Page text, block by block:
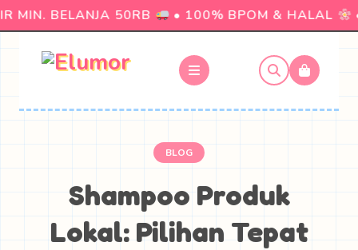
MIN. BELANJA 50RB • 100% BPOM & HALAL •
BLOG
Shampoo Produk
Lokal: Pilihan Tepat